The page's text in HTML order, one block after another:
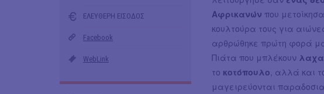
ΕΛΕΥΘΕΡΗ ΕΙΣΟΔΟΣ
Facebook
WebLink
Αφρικανών που
κουλτούρα τους για
αρθρώθηκε πρώτη φορά
Πιάτα που μπλέκουν
το κοτόπουλο , αλλά και
μαγειρεύονται